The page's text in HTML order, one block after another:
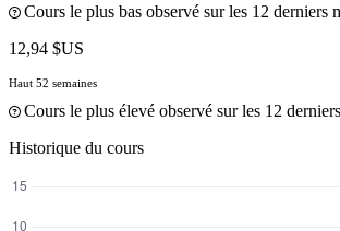
Cours le plus bas observé sur les 12 derniers
12,94 $US
Haut 52 semaines
Cours le plus élevé observé sur les 12
Historique du cours